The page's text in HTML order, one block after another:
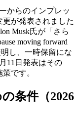
からのインプレッ
が発表されました
Musk氏が「さら
moving forward
明し、一時保留にな
11日発表はその
です。
条件（2026